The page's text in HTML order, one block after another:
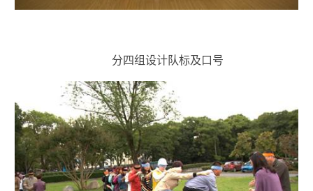
分四组设计队标及口号